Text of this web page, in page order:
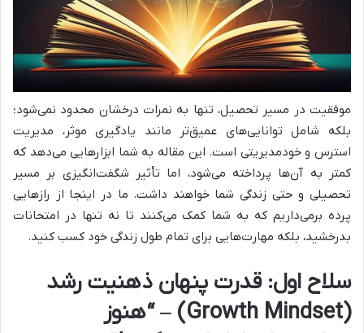
موفقیت در مسیر تحصیل، تنها به نمرات درخشان محدود نمی‌شود؛
بلکه شامل توانایی‌های عمیق‌تر مانند یادگیری موثر، مدیریت
استرس و خودمدیریتی است. این مقاله به شما ابزارهایی می‌دهد که
کمتر به آن‌ها پرداخته می‌شود، اما تأثیر شگفت‌انگیزی بر مسیر
تحصیلی و حتی زندگی شما خواهند داشت. ما در اینجا از رازهایی
پرده برمی‌داریم که به شما کمک می‌کنند تا نه تنها در امتحانات
بدرخشید، بلکه مهارت‌هایی برای تمام طول زندگی خود کسب کنید.
سلاح اول: قدرت پنهان ذهنیت رشد
(Growth Mindset) – “هنوز